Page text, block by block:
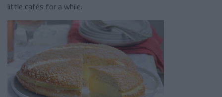
little cafés for a while.